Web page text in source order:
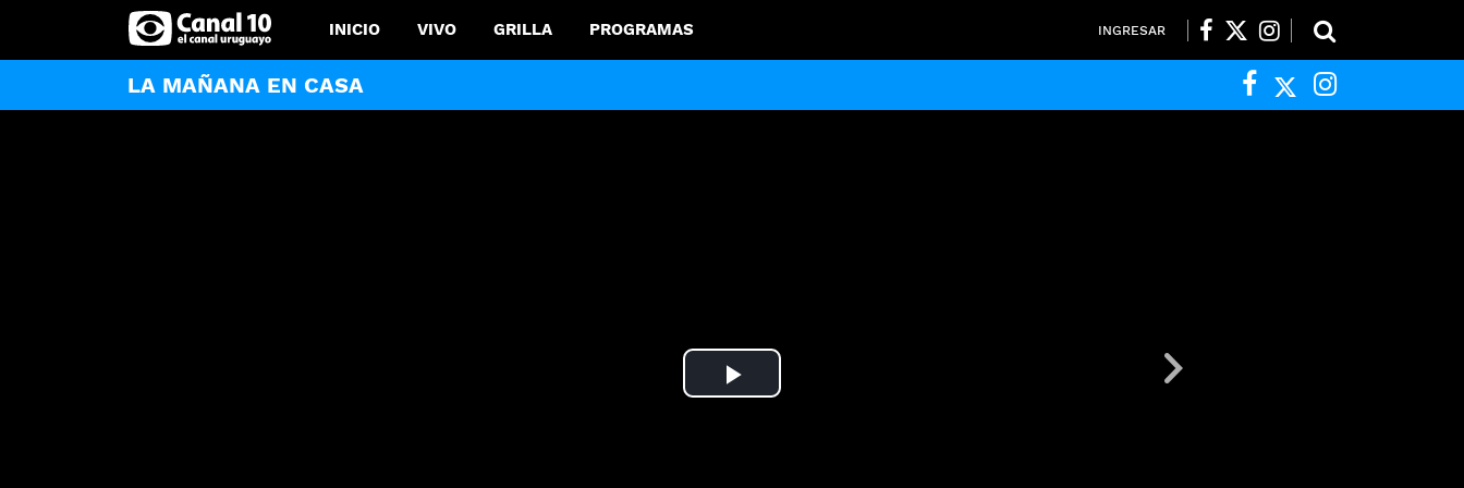
INICIO VIVO GRILLA PROGRAMAS INGRESAR
LA MAÑANA EN CASA
Play